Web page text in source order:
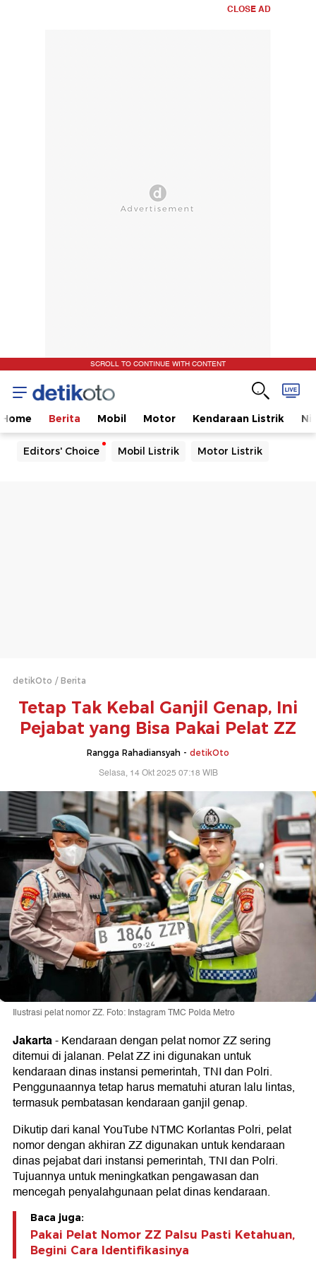
CLOSE AD
SCROLL TO CONTINUE WITH CONTENT
Home Berita Mobil Motor Kendaraan Listrik
Editors' Choice Mobil Listrik Motor Listrik
detikOto Berita
Tetap Tak Kebal Ganjil Genap, Ini
Pejabat yang Bisa Pakai Pelat ZZ
Rangga Rahadiansyah - detikOto
Selasa, 14 Okt 2025 07:18 WIB
Ilustrasi pelat nomor ZZ. Foto: Instagram TMC Polda Metro
Jakarta-Kendaraan dengan pelat nomor ZZ sering
ditemui di jalanan. Pelat ZZ ini digunakan untuk
kendaraan dinas instansi pemerintah, TNI dan Polri.
Penggunaannya tetap harus mematuhi aturan lalu lintas,
termasuk pembatasan kendaraan ganjil genap.
Dikutip dari kanal YouTube NTMC Korlantas Polri, pelat
nomor dengan akhiran ZZ digunakan untuk kendaraan
dinas pejabat dari instansi pemerintah, TNI dan Polri.
Tujuannya untuk meningkatkan pengawasan dan
mencegah penyalahgunaan pelat dinas kendaraan.
Baca juga:
Pakai Pelat Nomor ZZ Palsu Pasti Ketahuan,
Begini Cara Identifikasinya